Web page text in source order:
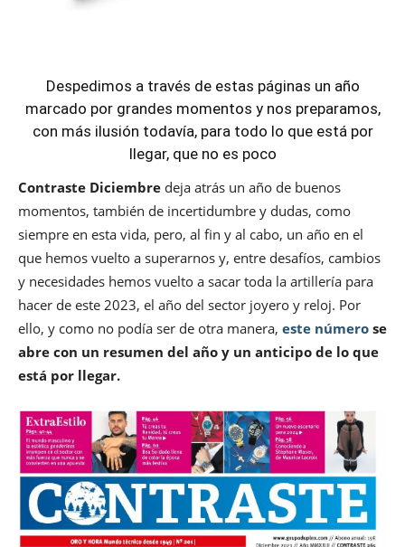
Despedimos a través de estas páginas un año
marcado por grandes momentos y nos preparamos,
con más ilusión todavía, para todo lo que está por
llegar, que no es poco
Contraste Diciembre deja atrás un año de buenos
momentos, también de incertidumbre y dudas, como
siempre en esta vida, pero, al fin y al cabo, un año en el
que hemos vuelto a superarnos y, entre desafíos, cambios
y necesidades hemos vuelto a sacar toda la artillería para
hacer de este 2023, el año del sector joyero y reloj. Por
ello, y como no podía ser de otra manera, este número se
abre con un resumen del año y un anticipo de lo que
está por llegar.